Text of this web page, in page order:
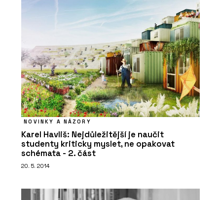
NOVINKY A NÁZORY
Karel Havliš: Nejdůležitější je naučit
studenty kriticky myslet, ne opakovat
schémata - 2. část
20. 5. 2014